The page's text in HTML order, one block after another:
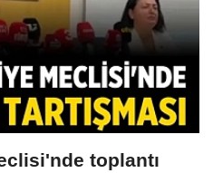
toplantı